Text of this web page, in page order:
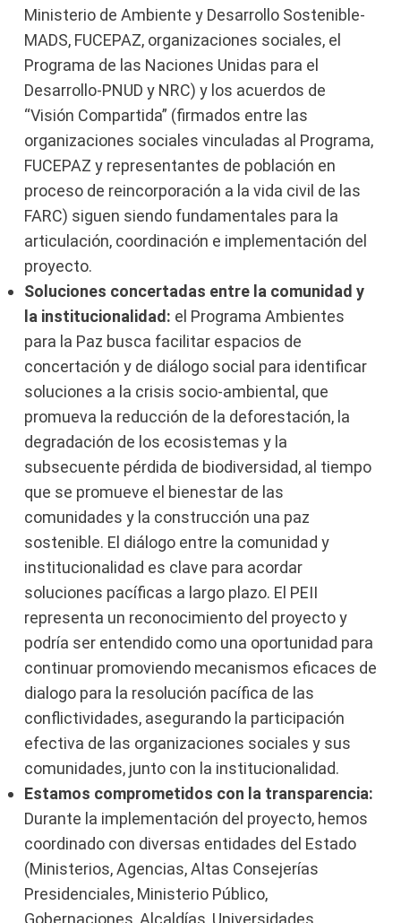
Ministerio de Ambiente y Desarrollo Sostenible-
MADS, FUCEPAZ, organizaciones sociales, el
Programa de las Naciones Unidas para el
Desarrollo-PNUD y NRC) y los acuerdos de
“Visión Compartida” (firmados entre las
organizaciones sociales vinculadas al Programa,
FUCEPAZ y representantes de población en
proceso de reincorporación a la vida civil de las
FARC) siguen siendo fundamentales para la
articulación, coordinación e implementación del
proyecto.
Soluciones concertadas entre la comunidad y
la institucionalidad: el Programa Ambientes
para la Paz busca facilitar espacios de
concertación y de diálogo social para identificar
soluciones a la crisis socio-ambiental, que
promueva la reducción de la deforestación, la
degradación de los ecosistemas y la
subsecuente pérdida de biodiversidad, al tiempo
que se promueve el bienestar de las
comunidades y la construcción una paz
sostenible. El diálogo entre la comunidad y
institucionalidad es clave para acordar
soluciones pacíficas a largo plazo. El PEII
representa un reconocimiento del proyecto y
podría ser entendido como una oportunidad para
continuar promoviendo mecanismos eficaces de
dialogo para la resolución pacífica de las
conflictividades, asegurando la participación
efectiva de las organizaciones sociales y sus
comunidades, junto con la institucionalidad.
Estamos comprometidos con la transparencia:
Durante la implementación del proyecto, hemos
coordinado con diversas entidades del Estado
(Ministerios, Agencias, Altas Consejerías
Presidenciales, Ministerio Público,
Gobernaciones, Alcaldías, Universidades